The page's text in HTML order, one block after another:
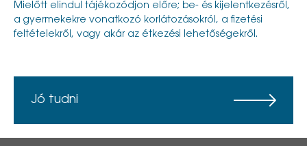
Mielőtt elindul tájékozódjon előre; be- és kijelentkezésről,
a gyermekekre vonatkozó korlátozásokról, a fizetési
feltételekről, vagy akár az étkezési lehetőségekről.
Jó tudni